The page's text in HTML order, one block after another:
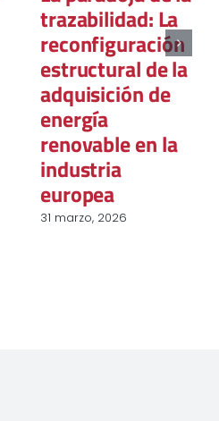
cómo el
mercado del gas
en Europa se dio
la vuelta en tres
años
8 enero, 2026